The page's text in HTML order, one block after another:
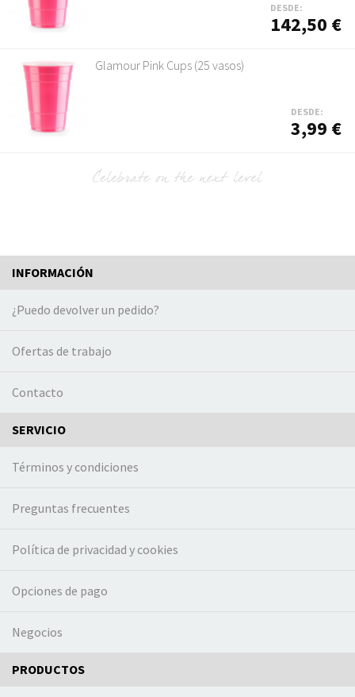
DESDE:
142,50 €
Glamour Pink Cups (25 vasos)
DESDE:
3,99 €
INFORMACIÓN
¿Puedo devolver un pedido?
Ofertas de trabajo
Contacto
SERVICIO
Términos y condiciones
Preguntas frecuentes
Política de privacidad y cookies
Opciones de pago
Negocios
PRODUCTOS